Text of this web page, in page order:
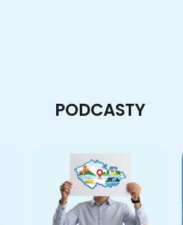
PODCASTY